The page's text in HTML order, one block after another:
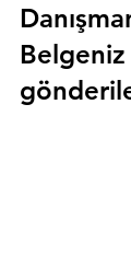
Belgeniz